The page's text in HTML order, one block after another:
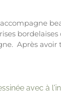
bordelaises
Après avoir